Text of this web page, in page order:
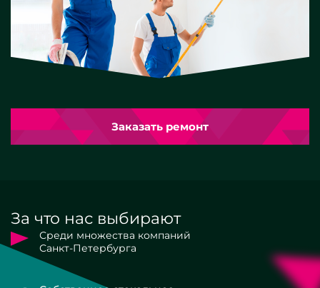
Заказать ремонт
За что нас выбирают
Среди множества компаний
Санкт-Петербурга